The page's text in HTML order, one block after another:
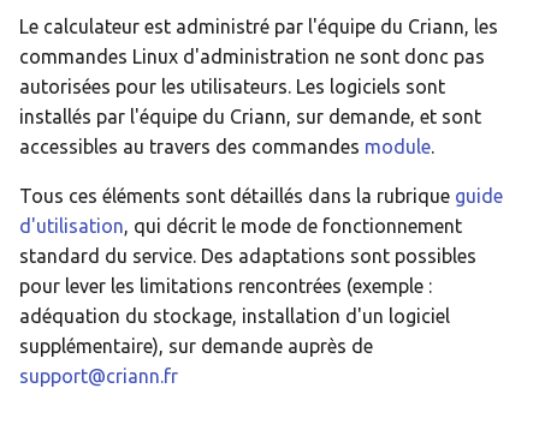
r
e
c
h
e
r
h
Le calculateur est administré par l'équipe du Criann, les
commandes Linux d'administration ne sont donc pas
autorisées pour les utilisateurs. Les logiciels sont
installés par l'équipe du Criann, sur demande, et sont
accessibles au travers des commandes module.
Tous ces éléments sont détaillés dans la rubrique guide
d'utilisation, qui décrit le mode de fonctionnement
standard du service. Des adaptations sont possibles
pour lever les limitations rencontrées (exemple :
adéquation du stockage, installation d'un logiciel
supplémentaire), sur demande auprès de
support@criann.fr